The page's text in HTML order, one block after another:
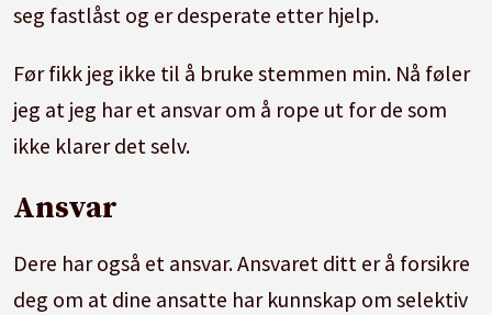
seg fastlåst og er desperate etter hjelp.
Før fikk jeg ikke til å bruke stemmen min. Nå føler
jeg at jeg har et ansvar om å rope ut for de som
ikke klarer det selv.
Ansvar
Dere har også et ansvar. Ansvaret ditt er å forsikre
deg om at dine ansatte har kunnskap om selektiv